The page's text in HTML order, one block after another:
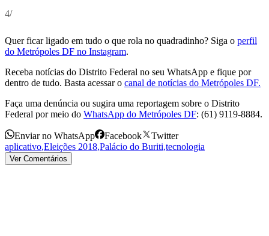
4/
Quer ficar ligado em tudo o que rola no quadradinho? Siga o perfil
do Metrópoles DF no Instagram.
Receba notícias do Distrito Federal no seu WhatsApp e fique por
dentro de tudo. Basta acessar o canal de notícias do Metrópoles DF.
Faça uma denúncia ou sugira uma reportagem sobre o Distrito
Federal por meio do WhatsApp do Metrópoles DF: (61) 9119-8884.
Enviar no WhatsApp Facebook
Twitter
aplicativo,Eleições 2018,Palácio do Buriti,tecnologia
Ver Comentários